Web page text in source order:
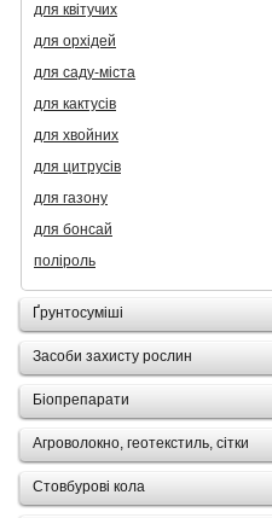
для квітучих
для орхідей
для саду-міста
для кактусів
для хвойних
для цитрусів
для газону
для бонсай
поліроль
Ґрунтосуміші
Засоби захисту рослин
Біопрепарати
Агроволокно, геотекстиль, сітки
Стовбурові кола